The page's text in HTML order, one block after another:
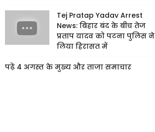
Tej Pratap Yadav Arrest
News: बिहार बंद के बीच तेज
प्रताप यादव को पटना पुलिस ने
लिया हिरासत में
पढ़ें 4 अगस्त के मुख्य और ताजा समाचार